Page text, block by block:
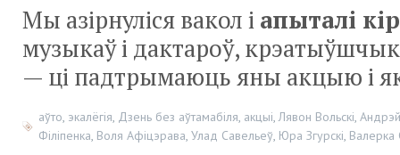
Мы азірнуліся вакол і апыталі
музыкаў і дактароў,
— ці падтрымаюць яны акцыю і
аўто, экалёгія, Дзень без аўтамабіля, акцыі,Лявон Вольскі,
Філіпенка, Воля Афіцэрава, Улад Савельеў, Юра Згурскі, Валерка